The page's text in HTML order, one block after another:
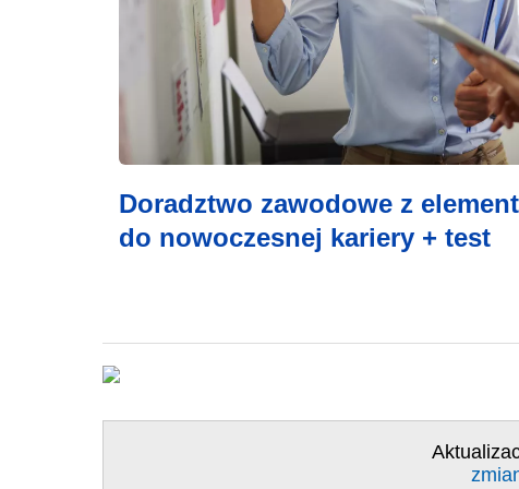
Doradztwo zawodowe z
do nowoczesnej kariery + test